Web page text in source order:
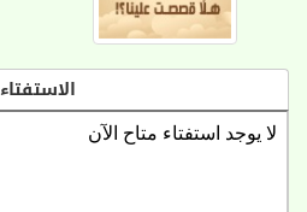
الاستفتاء